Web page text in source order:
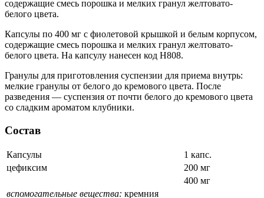
содержащие смесь порошка и мелких гранул желтовато-
белого цвета.
Капсулы по 400 мг с фиолетовой крышкой и белым корпусом,
содержащие смесь порошка и мелких гранул желтовато-
белого цвета. На капсулу нанесен код Н808.
Гранулы для приготовления суспензии для приема внутрь:
мелкие гранулы от белого до кремового цвета. После
разведения — суспензия от почти белого до кремового цвета
со сладким ароматом клубники.
Состав
Капсулы
1 капс.
цефиксим
200 мг
400 мг
вспомогательные вещества: кремния